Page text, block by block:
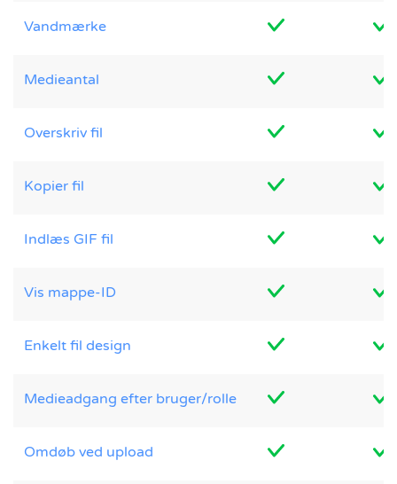
Vandmærke
Medieantal
Overskriv fil
Kopier fil
Indlæs GIF fil
Vis mappe-ID
Enkelt fil design
Medieadgang efter bruger/rolle
Omdøb ved upload